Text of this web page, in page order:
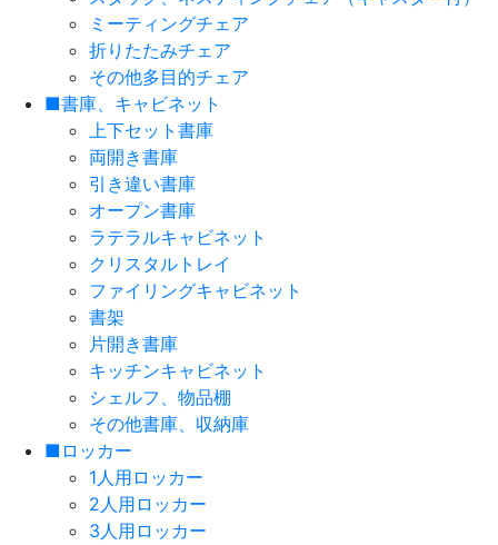
ミーティングチェア
折りたたみチェア
その他多目的チェア
■書庫、キャビネット
上下セット書庫
両開き書庫
引き違い書庫
オープン書庫
ラテラルキャビネット
クリスタルトレイ
ファイリングキャビネット
書架
片開き書庫
キッチンキャビネット
シェルフ、物品棚
その他書庫、収納庫
■ロッカー
1人用ロッカー
2人用ロッカー
3人用ロッカー